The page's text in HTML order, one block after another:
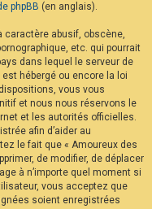
phpBB (en anglais).
caractère abusif, obscène,
etc. qui pourrait
dans lequel le serveur de
hébergé ou encore la loi
vous vous
et nous nous réservons le
et les autorités officielles.
afin d’aider au
le fait que « Amoureux des
de modifier, de déplacer
à n’importe quel moment si
vous acceptez que
soient enregistrées